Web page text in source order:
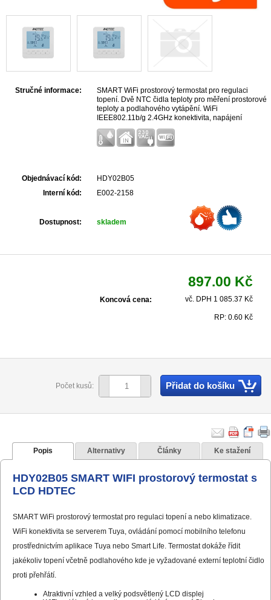
Stručné informace:
SMART WiFi prostorový termostat pro regulaci
topení. Dvě NTC čidla teploty pro měření prostorové
teploty a podlahového vytápění. WiFi
IEEE802.11b/g 2.4GHz konektivita, napájení
230VAC, výstup relé se zátěži až 16A, rozsah
regulovatelné teploty 5~80℃. Podpora cloud Tuya,
Alexa, Google Assist, Rokid a jiné.
Objednávací kód:
HDY02B05
Interní kód:
E002-2158
Dostupnost: skladem
Koncová cena:
897.00 Kč
vč. DPH 1 085.37 Kč
RP: 0.60 Kč
Počet kusů: Přidat do košíku
Popis Alternativy Články Ke stažení
HDY02B05 SMART WIFI prostorový termostat s
LCD HDTEC
SMART WiFi prostorový termostat pro regulaci topení a nebo klimatizace.
WiFi konektivita se serverem Tuya, ovládání pomocí mobilního telefonu
prostřednictvím aplikace Tuya nebo Smart Life. Termostat dokáže řídit
jakékoliv topení včetně podlahového kde je vyžadované externí teplotní čidlo
proti přehřátí.
Atraktivní vzhled a velký podsvětlený LCD displej